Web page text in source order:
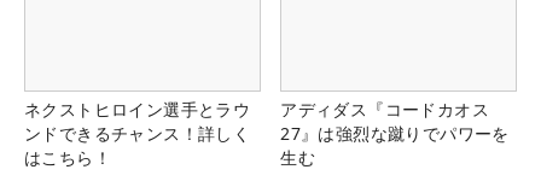
ネクストヒロイン選手とラウ
ンドできるチャンス！詳しく
はこちら！
アディダス『コードカオス
27』は強烈な蹴りでパワーを
生む